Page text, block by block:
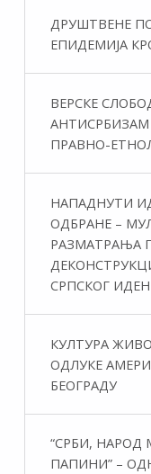
ДРУШТВЕНЕ
ЕПИДЕМИЈА
ВЕРСКЕ
ПРАВНО-
НАПАДНУТИ
ОДБРАНЕ –
РАЗМАТРАЊА
СРПСКОГ
КУЛТУРА
ОДЛУКЕ
БЕОГРАДУ
“СРБИ, НАРОД
ПАПИНИ” –